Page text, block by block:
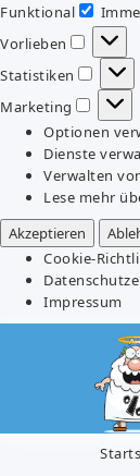
Funktional
Vorlieben
Statistiken
Marketing
Optionen
Dienste
Verwalten
Lese mehr
Akzeptieren
Cookie-
Impressum